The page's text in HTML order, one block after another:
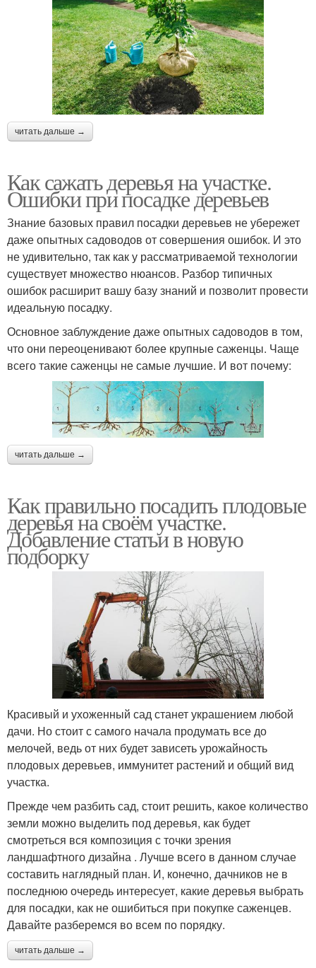
читать дальше →
Как сажать деревья на участке.
Ошибки при посадке деревьев
Знание базовых правил посадки деревьев не убережет
даже опытных садоводов от совершения ошибок. И это
не удивительно, так как у рассматриваемой технологии
существует множество нюансов. Разбор типичных
ошибок расширит вашу базу знаний и позволит провести
идеальную посадку.
Основное заблуждение даже опытных садоводов в том,
что они переоценивают более крупные саженцы. Чаще
всего такие саженцы не самые лучшие. И вот почему:
читать дальше →
Как правильно посадить плодовые
деревья на своём участке.
Добавление статьи в новую
подборку
Красивый и ухоженный сад станет украшением любой
дачи. Но стоит с самого начала продумать все до
мелочей, ведь от них будет зависеть урожайность
плодовых деревьев, иммунитет растений и общий вид
участка.
Прежде чем разбить сад, стоит решить, какое количество
земли можно выделить под деревья, как будет
смотреться вся композиция с точки зрения
ландшафтного дизайна . Лучше всего в данном случае
составить наглядный план. И, конечно, дачников не в
последнюю очередь интересует, какие деревья выбрать
для посадки, как не ошибиться при покупке саженцев.
Давайте разберемся во всем по порядку.
читать дальше →